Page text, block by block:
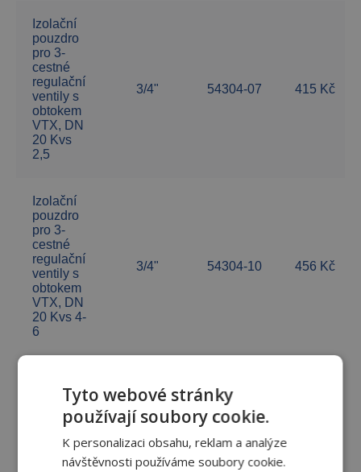
Izolační
pouzdro
pro 3-
cestné
regulační
ventily s
obtokem
VTX, DN
20 Kvs
2,5
3/4" 54304-07 415 Kč
Izolační
pouzdro
pro 3-
cestné
regulační
ventily s
obtokem
VTX, DN
20 Kvs 4-
6
3/4" 54304-10 456 Kč
Popis
Rozměry DN 15–20
Tyto webové stránky
používají soubory cookie.
K personalizaci obsahu, reklam a analýze
návštěvnosti používáme soubory cookie.